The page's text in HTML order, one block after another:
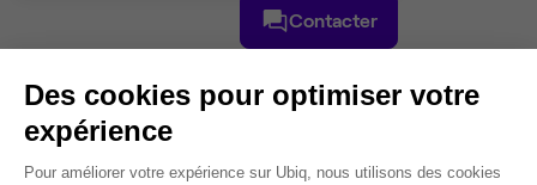
Contacter
Des cookies pour optimiser votre
expérience
Plateforme de Gestion du
Pour améliorer votre expérience sur Ubiq, nous utilisons des cookies